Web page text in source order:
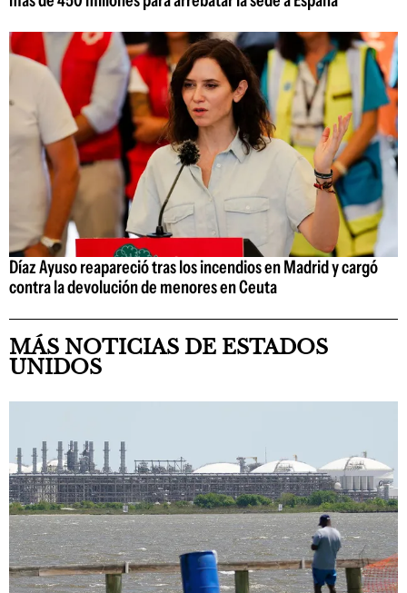
Díaz Ayuso reapareció tras los incendios en Madrid y cargó
contra la devolución de menores en Ceuta
MÁS NOTICIAS DE ESTADOS
UNIDOS